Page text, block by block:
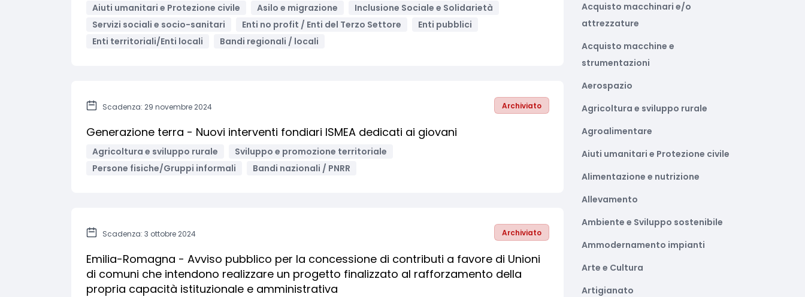
Aiuti umanitari e Protezione civile Asilo e migrazione
Inclusione Sociale e Solidarietà
Servizi sociali e socio-sanitari
Enti no profit / Enti del Terzo Settore
Enti pubblici
Enti territoriali/Enti locali
Bandi regionali / locali
Scadenza: 29 novembre 2024 Archiviato
Generazione terra - Nuovi interventi fondiari ISMEA dedicati ai giovani
Agricoltura e sviluppo rurale
Sviluppo e promozione territoriale
Persone fisiche/Gruppi informali
Bandi nazionali / PNRR
Scadenza: 3 ottobre 2024 Archiviato
Emilia-Romagna - Avviso pubblico per la concessione di contributi a favore di Unioni
di comuni che intendono realizzare un progetto finalizzato al rafforzamento della
propria capacità istituzionale e amministrativa
Acquisto macchinari e/o
attrezzature
Acquisto macchine e
strumentazioni
Aerospazio
Agricoltura e sviluppo rurale
Agroalimentare
Aiuti umanitari e Protezione civile
Alimentazione e nutrizione
Allevamento
Ambiente e Sviluppo sostenibile
Ammodernamento impianti
Arte e Cultura
Artigianato